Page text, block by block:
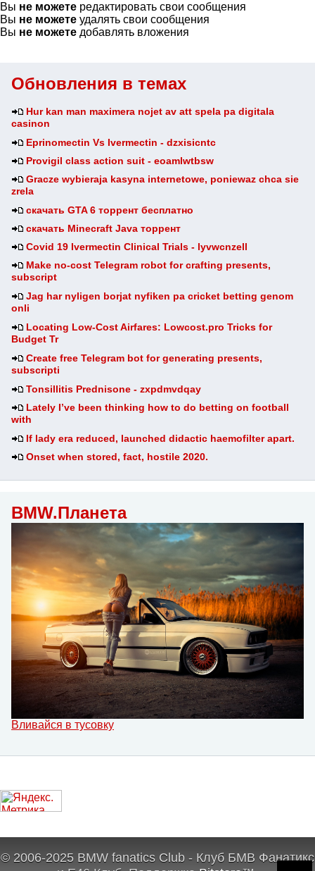
Обновления в темах
Hur kan man maximera nojet av att spela pa digitala
casinon
Eprinomectin Vs Ivermectin - dzxisicntc
Provigil class action suit - eoamlwtbsw
Gracze wybieraja kasyna internetowe, poniewaz chca sie
zrela
скачать GTA 6 торрент бесплатно
скачать Minecraft Java торрент
Covid 19 Ivermectin Clinical Trials - lyvwcnzell
Make no-cost Telegram robot for crafting presents,
subscript
Jag har nyligen borjat nyfiken pa cricket betting genom
onli
Locating Low-Cost Airfares: Lowcost.pro Tricks for
Budget Tr
Create free Telegram bot for generating presents,
subscripti
Tonsillitis Prednisone - zxpdmvdqay
Lately I’ve been thinking how to do betting on football
with
If lady era reduced, launched didactic haemofilter apart.
Onset when stored, fact, hostile 2020.
BMW.Планета
Вливайся в тусовку
Вы не можете редактировать свои сообщения
Вы не можете удалять свои сообщения
Вы не можете добавлять вложения
© 2006-2025 BMW fanatics Club - Клуб БМВ Фанатикс